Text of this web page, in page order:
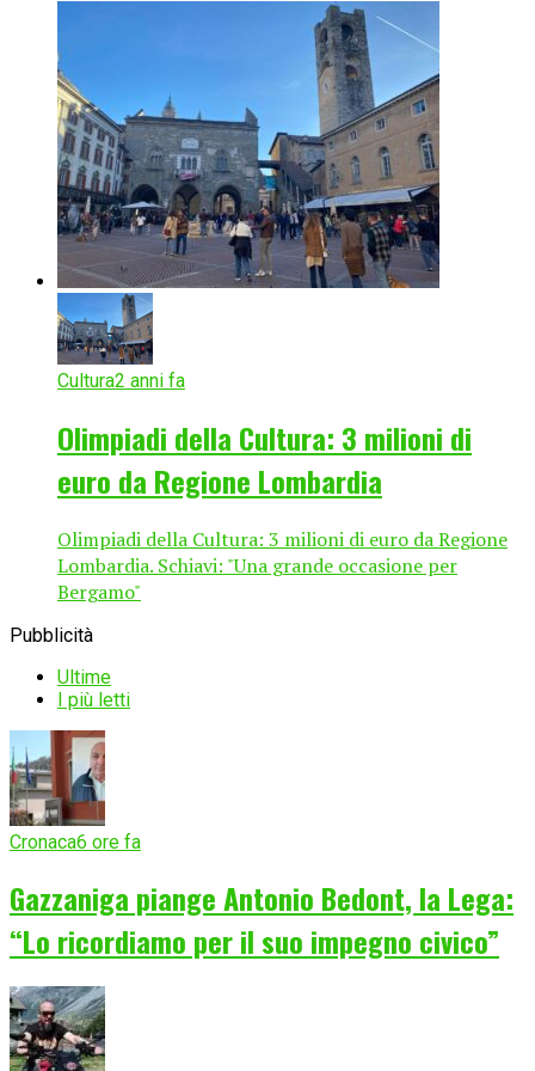
Cultura2 anni fa
Olimpiadi della Cultura: 3 milioni di
euro da Regione Lombardia
Olimpiadi della Cultura: 3 milioni di euro da Regione
Lombardia. Schiavi: "Una grande occasione per
Bergamo"
Pubblicità
Ultime
I più letti
Cronaca6 ore fa
Gazzaniga piange Antonio Bedont, la Lega:
“Lo ricordiamo per il suo impegno civico”